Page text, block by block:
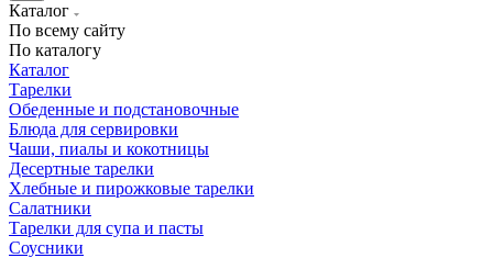
Каталог
По всему сайту
По каталогу
Каталог
Тарелки
Обеденные и подстановочные
Блюда для сервировки
Чаши, пиалы и кокотницы
Десертные тарелки
Хлебные и пирожковые тарелки
Салатники
Тарелки для супа и пасты
Соусники